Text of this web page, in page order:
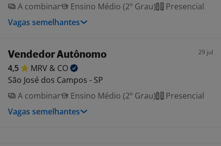
A combinar
Ensino Médio (2º Grau)
Presencial
Vagas semelhantes
Vendedor Autônomo 29 jul
4,5 MRV & CO
São José dos Campos - SP
A combinar
Ensino Médio (2º Grau)
Presencial
Vagas semelhantes